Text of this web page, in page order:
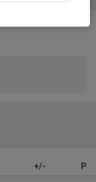
+/- P